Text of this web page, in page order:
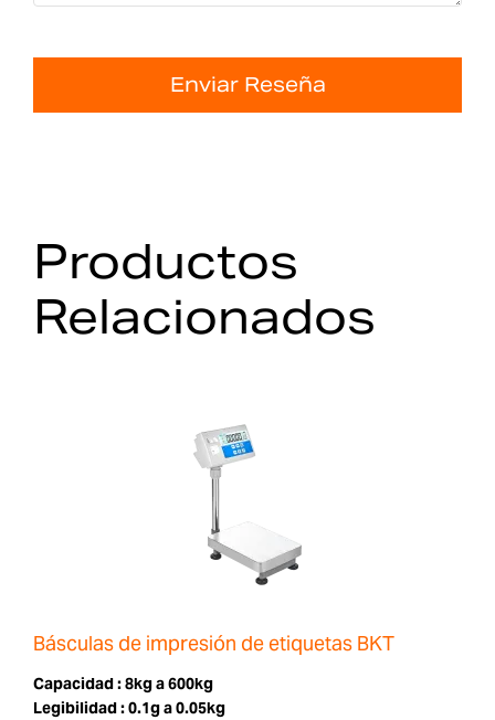
Enviar Reseña
Productos
Relacionados
Básculas de impresión de etiquetas BKT
Capacidad :8kg a 600kg
Legibilidad :0.1g a 0.05kg